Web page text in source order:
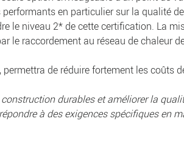
en particulier sur la qualité
le niveau 2* de cette certification. La
le raccordement au réseau de chaleur
de réduire fortement les coûts
durables et améliorer la
à des exigences spécifiques en